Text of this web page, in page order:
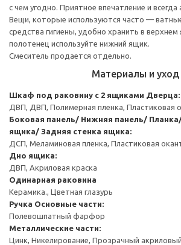
с чем угодно. Приятное впечатление и всегда
Вещи, которые используются часто —
средства гигиены, удобно хранить в верхнем
полотенец используйте нижний ящик.
Смеситель продается отдельно.
Материалы и уход
Шкаф под раковину с 2 ящиками Дверца:
ДВП, ДВП, Полимерная пленка, Пластиковая
Боковая панель/ Нижняя панель/
ящика/ Задняя стенка ящика:
ДСП, Меламиновая пленка, Пластиковая
Дно ящика:
ДВП, Акриловая краска
Одинарная раковина
Керамика., Цветная глазурь
Ручка Основные части:
Полевошпатный фарфор
Металлические части:
Цинк, Никелирование, Прозрачный